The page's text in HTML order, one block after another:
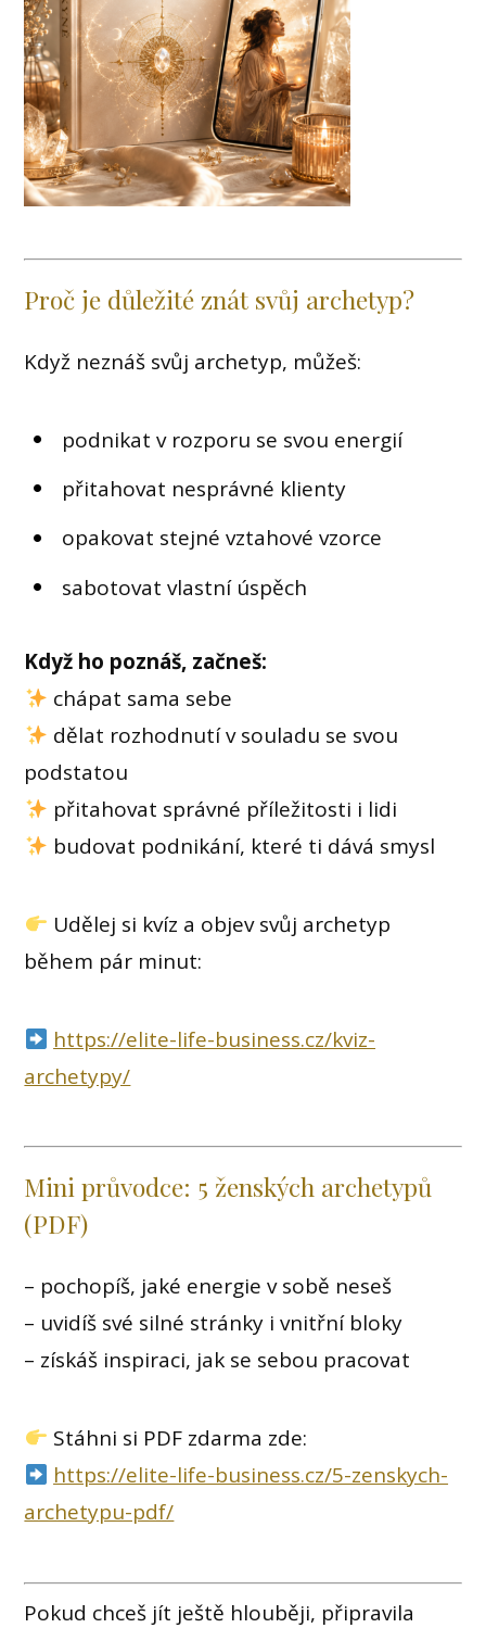
Proč je důležité znát svůj archetyp?
Když neznáš svůj archetyp, můžeš:
podnikat v rozporu se svou energií
přitahovat nesprávné klienty
opakovat stejné vztahové vzorce
sabotovat vlastní úspěch
Když ho poznáš, začneš:
chápat sama sebe
dělat rozhodnutí v souladu se svou
podstatou
přitahovat správné příležitosti i lidi
budovat podnikání, které ti dává smysl
Udělej si kvíz a objev svůj archetyp
během pár minut:
https://elite-life-business.cz/kviz-
archetypy/
Mini průvodce: 5 ženských archetypů
(PDF)
– pochopíš, jaké energie v sobě neseš
– uvidíš své silné stránky i vnitřní bloky
– získáš inspiraci, jak se sebou pracovat
Stáhni si PDF zdarma zde:
https://elite-life-business.cz/5-zenskych-
archetypu-pdf/
Pokud chceš jít ještě hlouběji, připravila